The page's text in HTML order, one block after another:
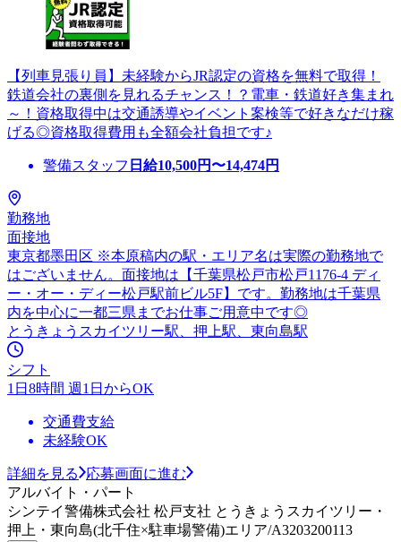
【列車見張り員】未経験からJR認定の資格を無料で取得！
鉄道会社の裏側を見れるチャンス！？電車・鉄道好き集まれ
～！資格取得中は交通誘導やイベント案検等で好きなだけ稼
げる◎資格取得費用も全額会社負担です♪
警備スタッフ 日給10,500円〜14,474円
勤務地
面接地
東京都墨田区 ※本原稿内の駅・エリア名は実際の勤務地で
はございません。面接地は【千葉県松戸市松戸1176-4 ディ
ー・オー・ディー松戸駅前ビル5F】です。勤務地は千葉県
内を中心に一都三県までお仕事ご用意中です◎
とうきょうスカイツリー駅、押上駅、東向島駅
シフト
1日8時間 週1日からOK
交通費支給
未経験OK
詳細を見る
応募画面に進む
アルバイト・パート
シンテイ警備株式会社 松戸支社 とうきょうスカイツリー・
押上・東向島(北千住×駐車場警備)エリア/A3203200113